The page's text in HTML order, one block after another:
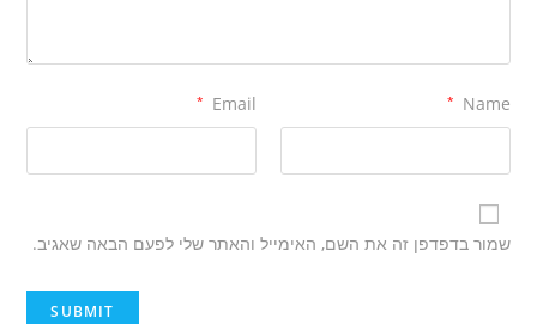
Name
*
Email
*
שמור בדפדפן זה את השם, האימייל והאתר שלי לפעם הבאה שאגיב.